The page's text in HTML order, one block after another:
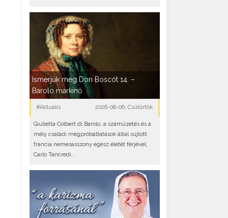
Ismerjük meg Don Boscót 14. –
Barolo márkinő
#Aktuális 2026-08-06, Csütörtök
Giulietta Colbert di Barolo, a száműzetés és a
mély családi megpróbáltatások által sújtott
francia nemesasszony egész életét férjével,
Carlo Tancredi..